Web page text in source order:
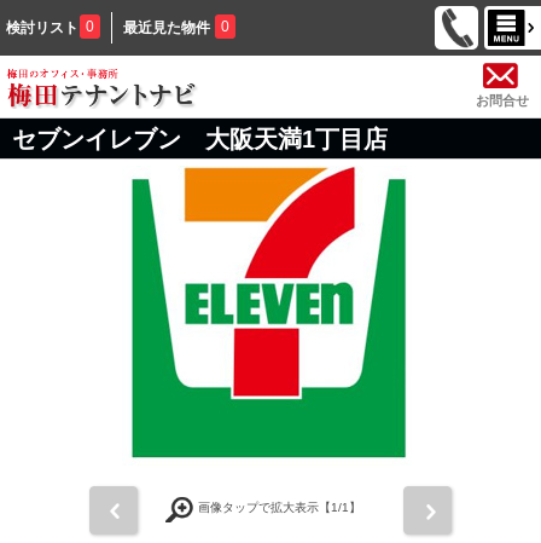
検討リスト 0 最近見た物件 0
お問合せ
セブンイレブン 大阪天満1丁目店
画像タップで拡大表示【1/1】